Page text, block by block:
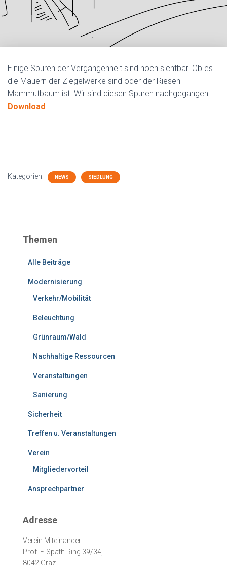
Einige Spuren der Vergangenheit sind noch sichtbar. Ob es
die Mauern der Ziegelwerke sind oder der Riesen-
Mammutbaum ist. Wir sind diesen Spuren nachgegangen
Download
Kategorien: NEWS SIEDLUNG
Themen
Alle Beiträge
Modernisierung
Verkehr/Mobilität
Beleuchtung
Grünraum/Wald
Nachhaltige Ressourcen
Veranstaltungen
Sanierung
Sicherheit
Treffen u. Veranstaltungen
Verein
Mitgliedervorteil
Ansprechpartner
Adresse
Verein Miteinander
Prof. F. Spath Ring 39/34,
8042 Graz